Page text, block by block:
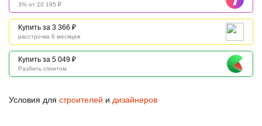
3% от 20 195 ₽
Купить за 3 366 ₽
расстрочка 6 месяцев
Купить за 5 049 ₽
Разбить сплитом
Условия для строителей и дизайнеров